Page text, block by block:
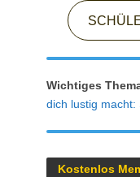
Wichtiges
dich lustig macht:
Kostenlos